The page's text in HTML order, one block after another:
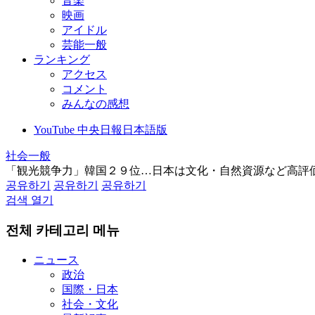
映画
アイドル
芸能一般
ランキング
アクセス
コメント
みんなの感想
YouTube 中央日報日本語版
社会一般
「観光競争力」韓国２９位…日本は文化・自然資源など高評
공유하기
공유하기
공유하기
검색 열기
전체 카테고리 메뉴
ニュース
政治
国際・日本
社会・文化